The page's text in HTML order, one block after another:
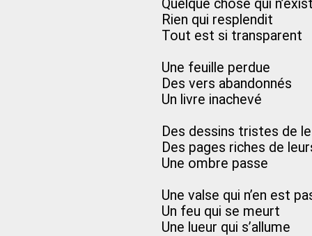
Quelque chose qui
Rien qui resplendit
Tout est si transparent
Une feuille perdue
Des vers abandonnés
Un livre inachevé
Des dessins tristes de
Des pages riches de
Une ombre passe
Une valse qui n’en est
Un feu qui se meurt
Une lueur qui s’allume